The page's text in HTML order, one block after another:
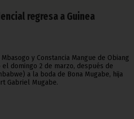
regresa a Guinea
y Constancia Mangue de Obiang
domingo 2 de marzo, después de
a la boda de Bona Mugabe, hija
Gabriel Mugabe.